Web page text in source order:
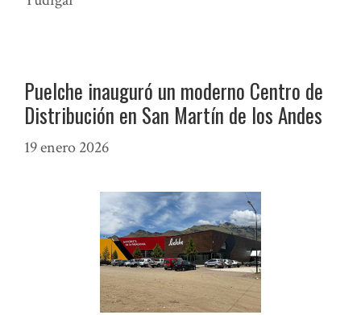
Puelche inauguró un moderno Centro de
Distribución en San Martín de los Andes
19 enero 2026